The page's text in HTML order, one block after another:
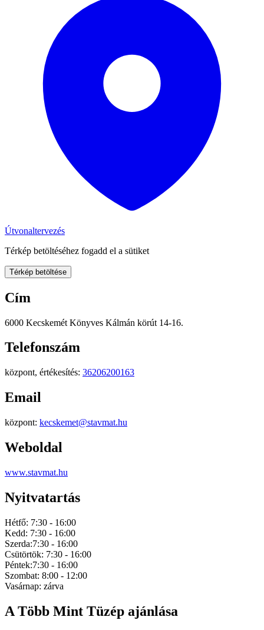
Útvonaltervezés
Térkép betöltéséhez fogadd el a sütiket
Térkép betöltése
Cím
6000 Kecskemét Könyves Kálmán körút 14-16.
Telefonszám
központ, értékesítés: 36206200163
Email
központ: kecskemet@stavmat.hu
Weboldal
www.stavmat.hu
Nyitvatartás
Hétfő: 7:30 - 16:00
Kedd: 7:30 - 16:00
Szerda:7:30 - 16:00
Csütörtök: 7:30 - 16:00
Péntek:7:30 - 16:00
Szombat: 8:00 - 12:00
Vasárnap: zárva
A Több Mint Tüzép ajánlása